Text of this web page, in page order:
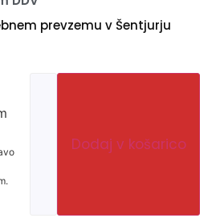
prevzemu v Šentjurju
Dodaj v košarico